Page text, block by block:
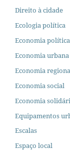
Direito à cidade
Ecologia política
Economia política
Economia urbana
Economia
Economia social
Economia
Equipamentos
Escalas
Espaço local